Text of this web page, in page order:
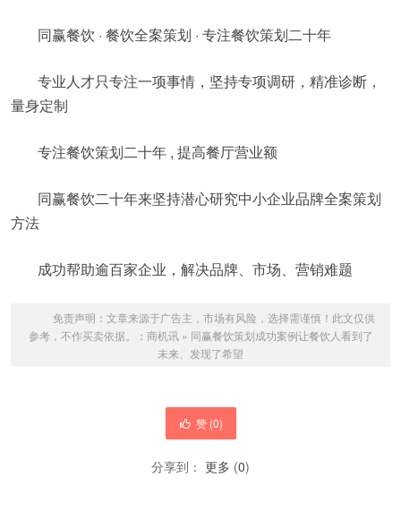
同赢餐饮 · 餐饮全案策划 · 专注餐饮策划二十年
专业人才只专注一项事情，坚持专项调研，精准诊断，
量身定制
专注餐饮策划二十年 , 提高餐厅营业额
同赢餐饮二十年来坚持潜心研究中小企业品牌全案策划
方法
成功帮助逾百家企业，解决品牌、市场、营销难题
免责声明：文章来源于广告主，市场有风险，选择需谨慎！此文仅供
参考，不作买卖依据。： 商机讯» 同赢餐饮策划成功案例让餐饮人看到了
未来、发现了希望
赞 (0)
分享到： 更多 (0)